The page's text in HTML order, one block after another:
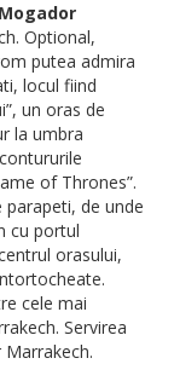
Optional,
putea admira
locul fiind
un oras de
la umbra
of Thrones”.
de unde
cu portul
orasului,
cele mai
Servirea